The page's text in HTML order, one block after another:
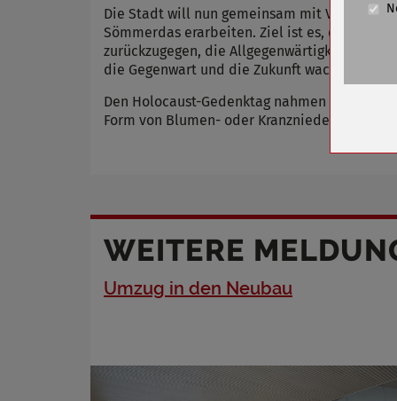
Die Stadt will nun gemeinsam mit
Sömmerdas erarbeiten. Ziel ist es, den
zurückzugegen, die Allgegenwärtigkeit des
die Gegenwart und die Zukunft wach zu halten.
Den Holocaust-Gedenktag nahmen auch
Form von Blumen- oder Kranzniederlegungen
WEITERE
Umzug in den Neubau
Cookie
Anbieter